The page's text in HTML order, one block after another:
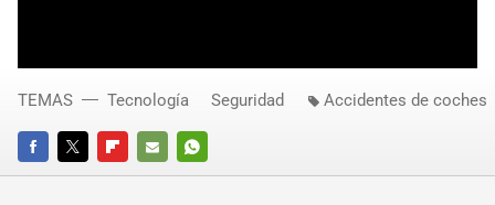
FACEBOOKTWITTERFLIPBOARD
E-
WHATSAPP
TEMAS Tecnología Seguridad Accidentes de coches